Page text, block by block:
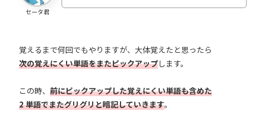
セータ君
覚えるまで何回でもやりますが、大体覚えたと思ったら
次の覚えにくい単語をまたピックアップします。
この時、 前にピックアップした覚えにくい単語も含めた
2 単語でまたグリグリと暗記していきます。